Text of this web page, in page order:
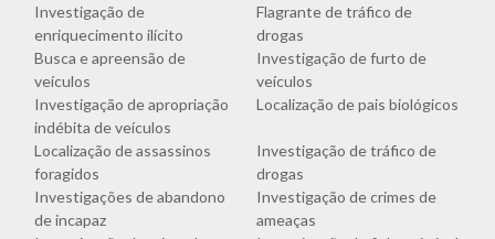
Investigação de
enriquecimento ilícito
Flagrante de tráfico de
drogas
Busca e apreensão de
veículos
Investigação de furto de
veículos
Investigação de apropriação
indébita de veículos
Localização de pais biológicos
Localização de assassinos
foragidos
Investigação de tráfico de
drogas
Investigações de abandono
de incapaz
Investigação de crimes de
ameaças